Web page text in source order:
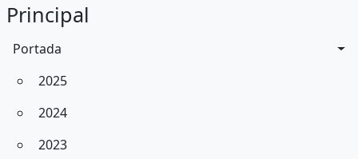
Principal
Portada
2025
2024
2023